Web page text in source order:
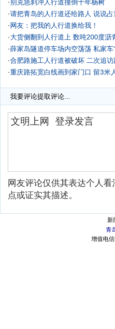
·别克急刹冲人行道撞倒十年杨树
·请把青岛的人行道还给路人 说说
·网友：把我的人行道换给我！
·大货侧翻到人行道上 数吨200度沥
·薛家岛隧道停车场内空荡荡 私家车
·合肥路施工人行道被破坏 二次追
·重庆路拓宽白线画到家门口 留3米
我要评论提取评论...
网友评论仅供其表达个人
点或证实其描述。